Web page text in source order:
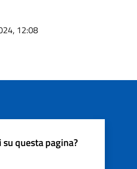
12:08
questa pagina?